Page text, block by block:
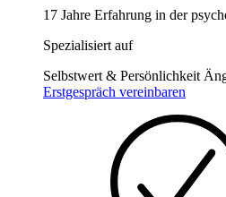
17 Jahre Erfahrung in der
Spezialisiert auf
Selbstwert & Persönlichkeit
Erstgespräch vereinbaren